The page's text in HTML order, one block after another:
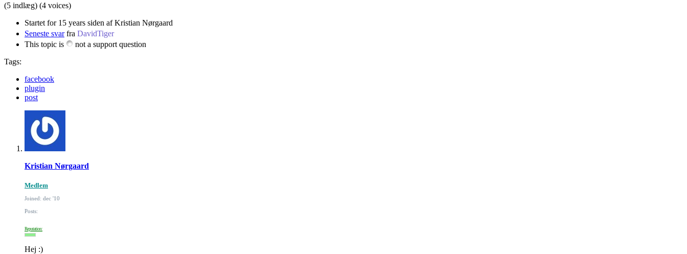
(5 indlæg) (4 voices)
Startet for 15 years siden af Kristian Nørgaard
Seneste svarfra DavidTiger
This topic is
not a support question
Tags:
facebook
plugin
post
Kristian Nørgaard
Medlem
Joined: dec '10
Posts:
Reputation:
Hej :)